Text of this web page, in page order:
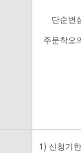
단순변
주문착오
1) 신청기